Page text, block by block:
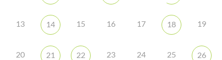
13 14 15 16 17 18 19
20 21 22 23 24 25 26